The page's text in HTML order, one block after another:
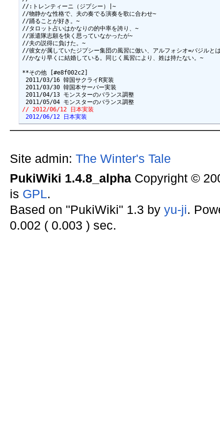
// 2012/06/12 日本実装
2012/06/12 日本実装
Site admin: The Winter's Tale
PukiWiki 1.4.8_alphaCopyright ©
is GPL.
Based on "PukiWiki" 1.3 by yu-ji.
0.002 ( 0.003 ) sec.